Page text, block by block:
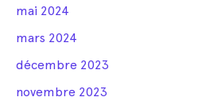
mai 2024
mars 2024
décembre 2023
novembre 2023